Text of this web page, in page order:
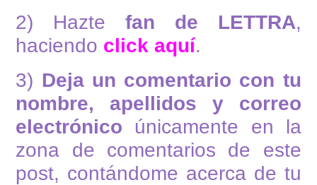
2) Hazte fan de LETTRA,
haciendo click aquí.
3) Deja un comentario con tu
nombre, apellidos y correo
electrónico únicamente en la
zona de comentarios de este
post, contándome acerca de tu